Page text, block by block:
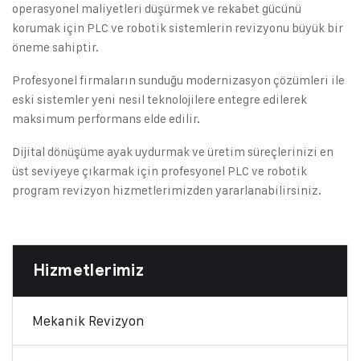
Hizmetlerimiz
Mekanik Revizyon
operasyonel maliyetleri düşürmek ve rekabet gücünü
korumak için PLC ve robotik sistemlerin revizyonu büyük bir
öneme sahiptir.
Profesyonel firmaların sunduğu modernizasyon çözümleri ile
eski sistemler yeni nesil teknolojilere entegre edilerek
maksimum performans elde edilir.
Dijital dönüşüme ayak uydurmak ve üretim süreçlerinizi en
üst seviyeye çıkarmak için profesyonel PLC ve robotik
program revizyon hizmetlerimizden yararlanabilirsiniz.